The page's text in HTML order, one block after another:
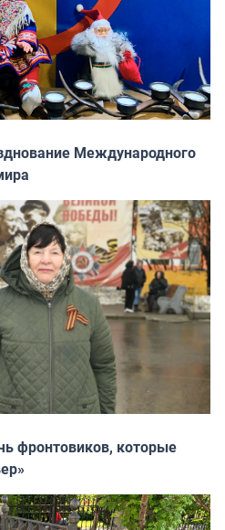
Международного
фронтовиков, которые